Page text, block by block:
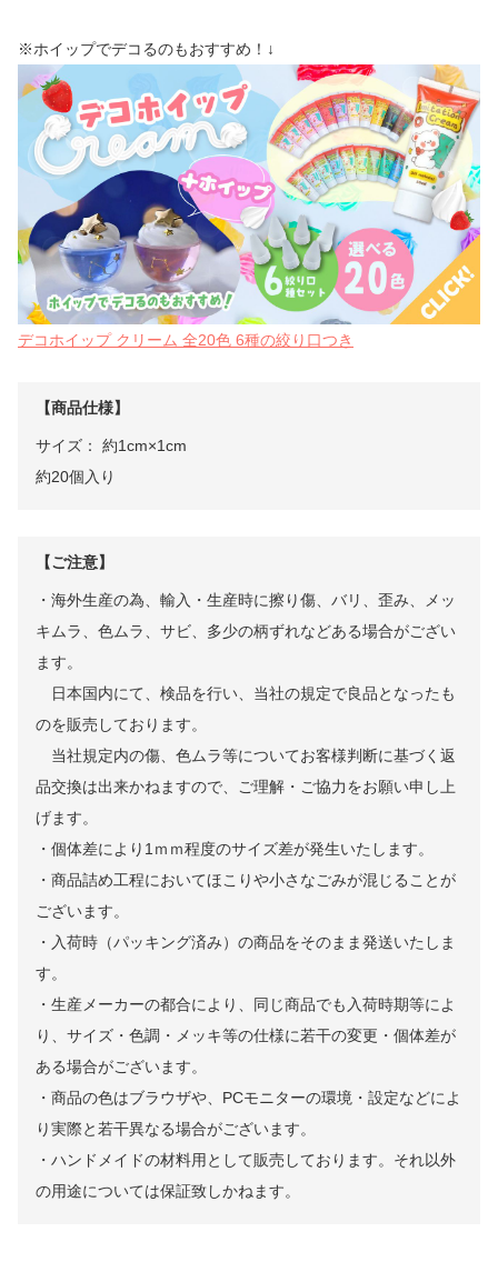
※ホイップでデコるのもおすすめ！↓
デコホイップ クリーム 全20色 6種の絞り口つき
【商品仕様】
サイズ： 約1cm×1cm
約20個入り
【ご注意】
・海外生産の為、輸入・生産時に擦り傷、バリ、歪み、メッ
キムラ、色ムラ、サビ、多少の柄ずれなどある場合がござい
ます。
日本国内にて、検品を行い、当社の規定で良品となったも
のを販売しております。
当社規定内の傷、色ムラ等についてお客様判断に基づく返
品交換は出来かねますので、ご理解・ご協力をお願い申し上
げます。
・個体差により1ｍｍ程度のサイズ差が発生いたします。
・商品詰め工程においてほこりや小さなごみが混じることが
ございます。
・入荷時（パッキング済み）の商品をそのまま発送いたしま
す。
・生産メーカーの都合により、同じ商品でも入荷時期等によ
り、サイズ・色調・メッキ等の仕様に若干の変更・個体差が
ある場合がございます。
・商品の色はブラウザや、PCモニターの環境・設定などによ
り実際と若干異なる場合がございます。
・ハンドメイドの材料用として販売しております。それ以外
の用途については保証致しかねます。